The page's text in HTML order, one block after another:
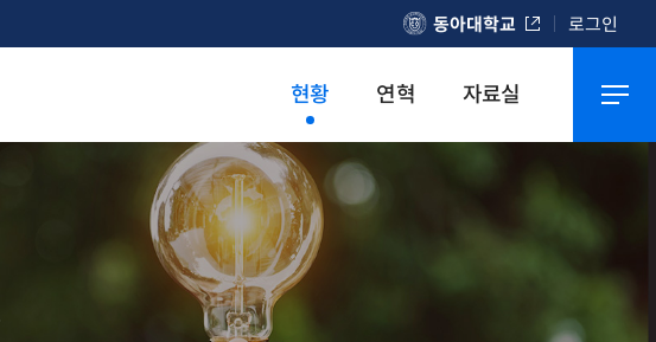
동아대학교 로그인
현황 연혁 자료실